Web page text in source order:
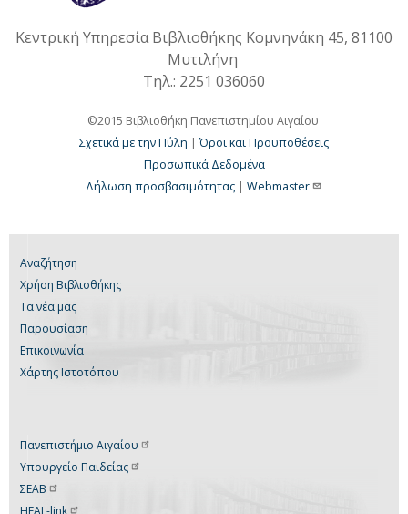
Κεντρική Υπηρεσία Βιβλιοθήκης Κομνηνάκη 45, 81100
Μυτιλήνη
Τηλ.: 2251 036060
©2015 Βιβλιοθήκη Πανεπιστημίου Αιγαίου
Σχετικά με την Πύλη |Όροι και Προϋποθέσεις
Προσωπικά Δεδομένα
Δήλωση προσβασιμότητας | Webmaster
Αναζήτηση
Χρήση Βιβλιοθήκης
Τα νέα μας
Παρουσίαση
Επικοινωνία
Χάρτης Ιστοτόπου
Πανεπιστήμιο Αιγαίου
Υπουργείο Παιδείας
ΣΕΑΒ
HEAL-link